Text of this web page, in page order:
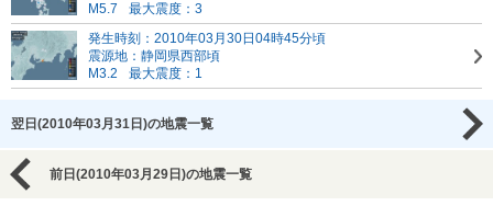
M5.7
最大震度：3
発生時刻：2010年03月30日04時45分頃
震源地：静岡県西部頃
M3.2
最大震度：1
翌日(2010年03月31日)の地震一覧
前日(2010年03月29日)の地震一覧